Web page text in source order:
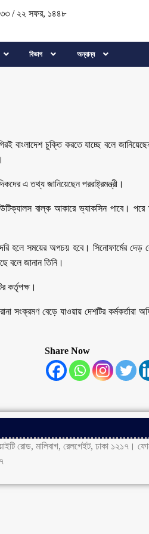
/ ২২ সফর, ১৪৪৮
বিভাগ অন্যান্য
বাংলাদেশ চুক্তি করতে যাচ্ছে বলে
এ তথ্য জানিয়েছেন পররাষ্ট্রমন্ত্রী।
বাল্ক আকারে ভ্যাকসিন পাবে। পরে
হলে সময়ের অপচয় হবে। সিনোফার্মের দেড়
বলে জানান তিনি।
কর্তৃপক্ষ।
সংক্রমণ বেড়ে যাওয়ায় দেশটির কর্মকর্তারা
Share Now
রোড, মালিবাগ, রেলগেইট, ঢাকা ১২১৭।